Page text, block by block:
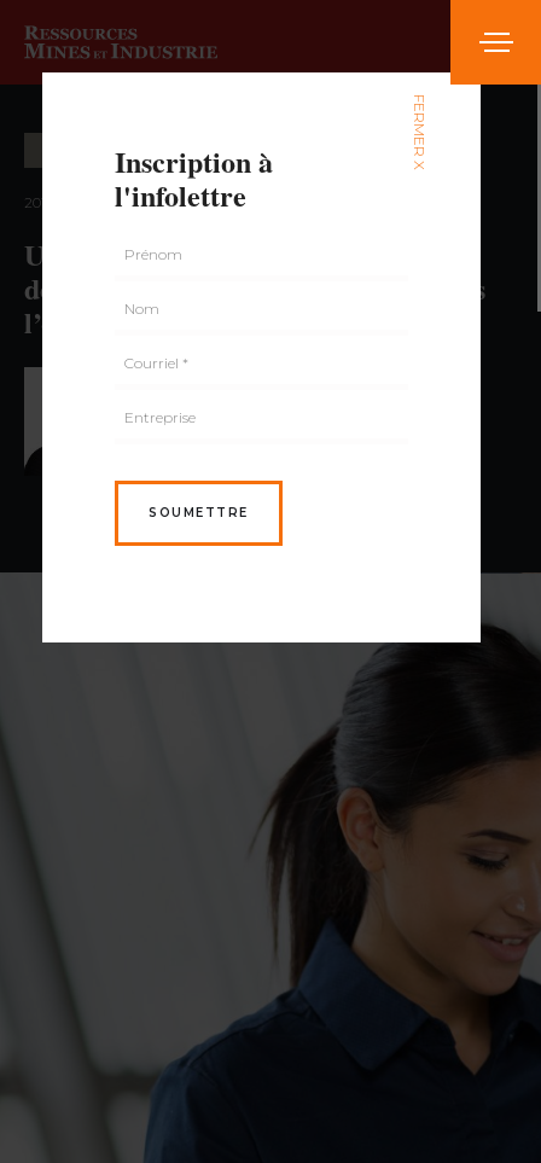
2015 — volume 2, numéro 2
Une vague de fond… structurer le
développement des compétences dans
l’organisation du travail
PAR CATHERINE PRIVÉ,
SONIA FILLION,
FERMER X
Inscription à
l'infolettre
SOUMETTRE